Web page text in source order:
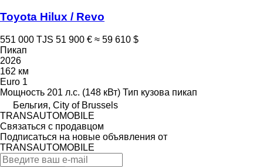
Toyota Hilux / Revo
551 000 TJS 51 900 € ≈ 59 610 $
Пикап
2026
162 км
Euro 1
Мощность 201 л.с. (148 кВт) Тип кузова пикап
Бельгия, City of Brussels
TRANSAUTOMOBILE
Связаться с продавцом
Подписаться на новые объявления от
TRANSAUTOMOBILE